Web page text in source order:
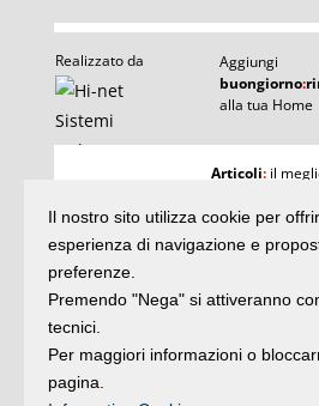
Realizzato da
Aggiungi
buongiorno:
alla tua Home
Articoli
e rubricheIArticoli: il
Argomenti
la
Iscrivitialla newsletter
Il nostro sito utilizza cookie per
esperienza di navigazione e
preferenze.
Premendo "Nega" si attiveranno
tecnici.
Per maggiori informazioni o
pagina.